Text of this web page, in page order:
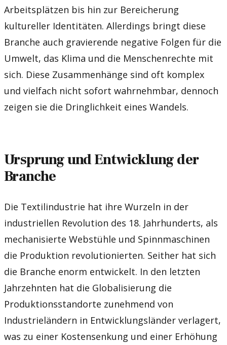
Arbeitsplätzen bis hin zur Bereicherung
kultureller Identitäten. Allerdings bringt diese
Branche auch gravierende negative Folgen für die
Umwelt, das Klima und die Menschenrechte mit
sich. Diese Zusammenhänge sind oft komplex
und vielfach nicht sofort wahrnehmbar, dennoch
zeigen sie die Dringlichkeit eines Wandels.
Ursprung und Entwicklung der
Branche
Die Textilindustrie hat ihre Wurzeln in der
industriellen Revolution des 18. Jahrhunderts, als
mechanisierte Webstühle und Spinnmaschinen
die Produktion revolutionierten. Seither hat sich
die Branche enorm entwickelt. In den letzten
Jahrzehnten hat die Globalisierung die
Produktionsstandorte zunehmend von
Industrieländern in Entwicklungsländer verlagert,
was zu einer Kostensenkung und einer Erhöhung